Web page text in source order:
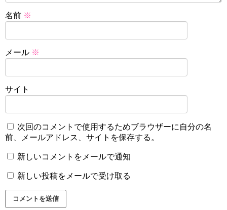
名前 ※
メール ※
サイト
次回のコメントで使用するためブラウザーに自分の名
前、メールアドレス、サイトを保存する。
新しいコメントをメールで通知
新しい投稿をメールで受け取る